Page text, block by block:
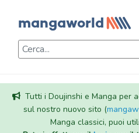
Tutti i Doujinshi e Manga per
sul nostro nuovo sito (
Manga classici, puoi